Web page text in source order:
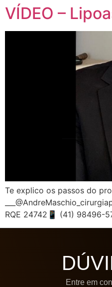
VÍDEO –
Te explico os passos do
RQE 24742📱 (41) 98496-
Entre em